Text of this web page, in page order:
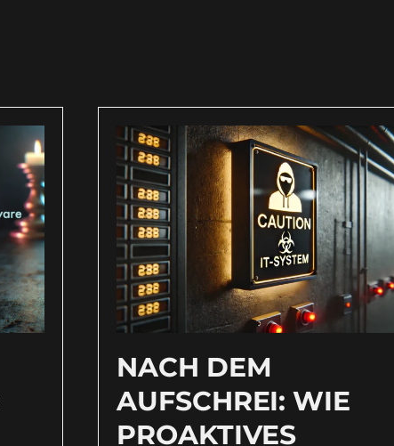
NACH DEM
AUFSCHREI: WIE
PROAKTIVES